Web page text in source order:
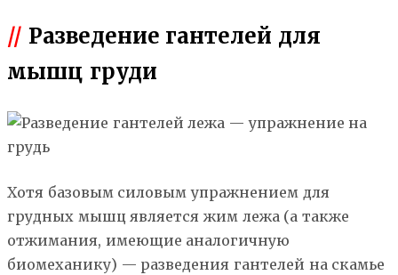
// Разведение гантелей для
мышц груди
Хотя базовым силовым упражнением для
грудных мышц является жим лежа (а также
отжимания, имеющие аналогичную
биомеханику) — разведения гантелей на скамье